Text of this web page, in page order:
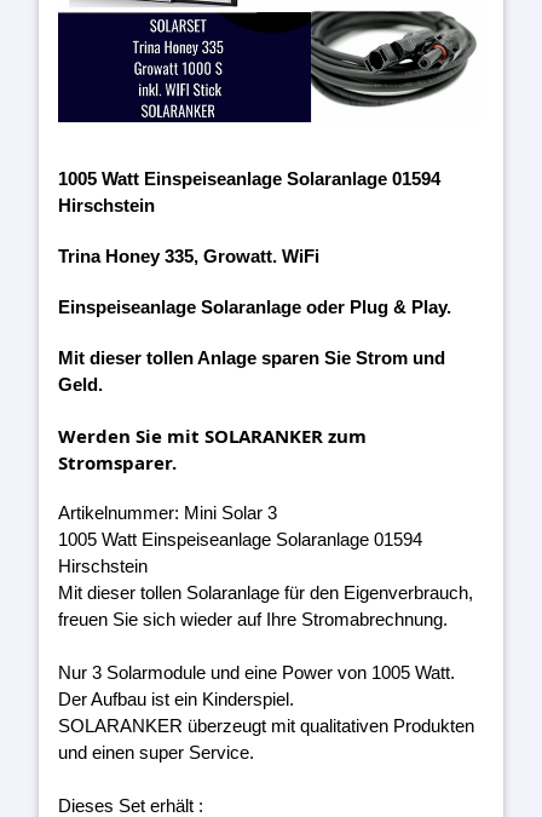
1005 Watt Einspeiseanlage Solaranlage 01594
Hirschstein
Trina Honey 335, Growatt. WiFi
Einspeiseanlage Solaranlage oder Plug & Play.
Mit dieser tollen Anlage sparen Sie Strom und
Geld.
Werden Sie mit SOLARANKER zum
Stromsparer.
Artikelnummer: Mini Solar 3
1005 Watt Einspeiseanlage Solaranlage 01594
Hirschstein
Mit dieser tollen Solaranlage für den Eigenverbrauch,
freuen Sie sich wieder auf Ihre Stromabrechnung.
Nur 3 Solarmodule und eine Power von 1005 Watt.
Der Aufbau ist ein Kinderspiel.
SOLARANKER überzeugt mit qualitativen Produkten
und einen super Service.
Dieses Set erhält :